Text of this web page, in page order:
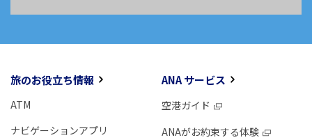
旅のお役立ち情報
ATM
ナビゲーションアプリ
ANA サービス
空港ガイド
ANAがお約束する体験